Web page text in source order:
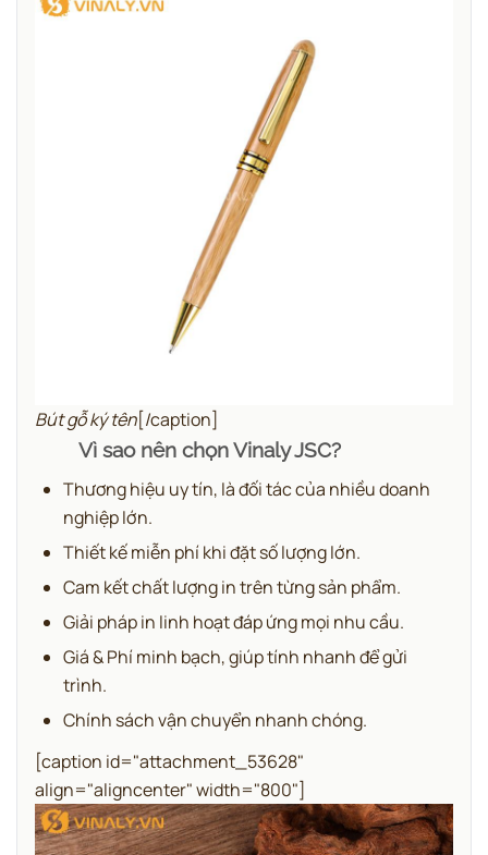
Bút gỗ ký tên[/caption]
Vì sao nên chọn Vinaly JSC?
Thương hiệu uy tín, là đối tác của nhiều doanh
nghiệp lớn.
Thiết kế miễn phí khi đặt số lượng lớn.
Cam kết chất lượng in trên từng sản phẩm.
Giải pháp in linh hoạt đáp ứng mọi nhu cầu.
Giá & Phí minh bạch, giúp tính nhanh để gửi
trình.
Chính sách vận chuyển nhanh chóng.
[caption id="attachment_53628"
align="aligncenter" width="800"]